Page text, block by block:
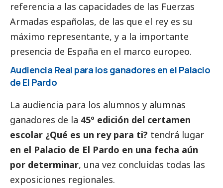
referencia a las capacidades de las Fuerzas
Armadas españolas, de las que el rey es su
máximo representante, y a la importante
presencia de España en el marco europeo.
Audiencia Real para los ganadores en el Palacio
de El Pardo
La audiencia para los alumnos y alumnas
ganadores de la 45º edición del certamen
escolar ¿Qué es un rey para ti? tendrá lugar
en el Palacio de El Pardo en una fecha aún
por determinar, una vez concluidas todas las
exposiciones regionales.